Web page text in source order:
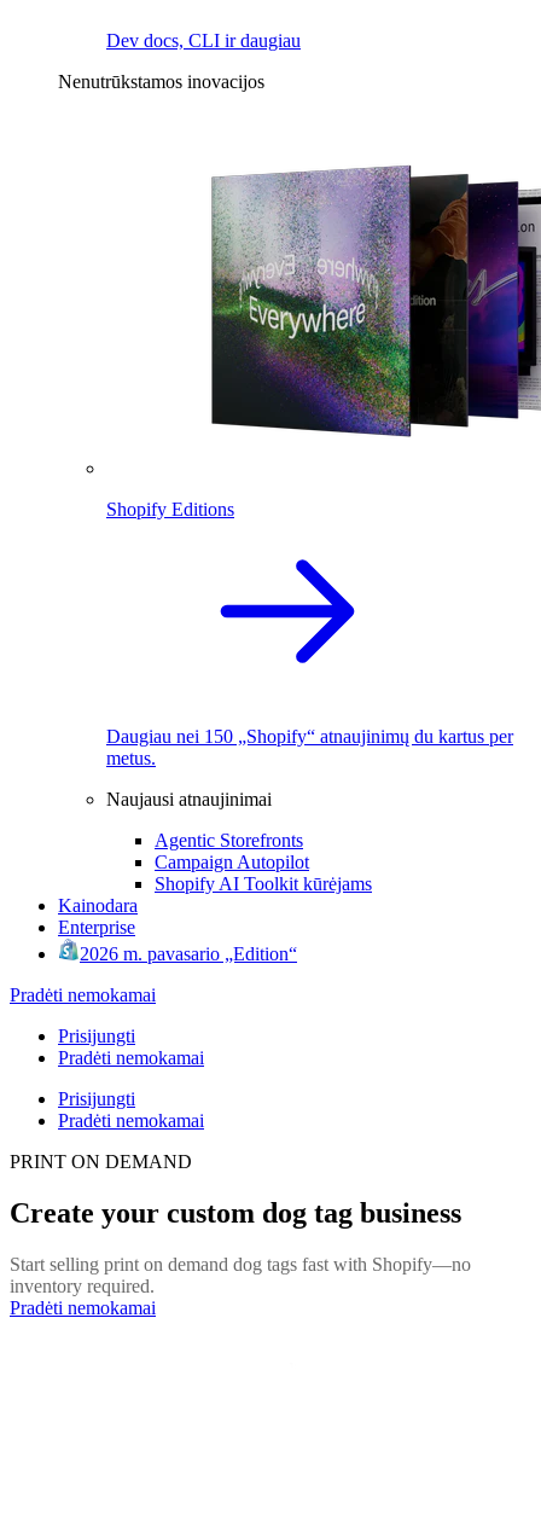
Dev docs, CLI ir daugiau
Nenutrūkstamos inovacijos
Shopify Editions
Daugiau nei 150 „Shopify“ atnaujinimų du kartus per
metus.
Naujausi atnaujinimai
Agentic Storefronts
Campaign Autopilot
Shopify AI Toolkit kūrėjams
Kainodara
Enterprise
2026 m. pavasario „Edition“
Pradėti nemokamai
Prisijungti
Pradėti nemokamai
Prisijungti
Pradėti nemokamai
PRINT ON DEMAND
Create your custom dog tag business
Start selling print on demand dog tags fast with Shopify—no
inventory required.
Pradėti nemokamai